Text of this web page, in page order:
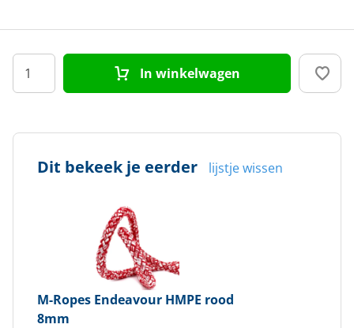
In winkelwagen
Dit bekeek je eerder lijstje wissen
M-Ropes Endeavour HMPE rood
8mm